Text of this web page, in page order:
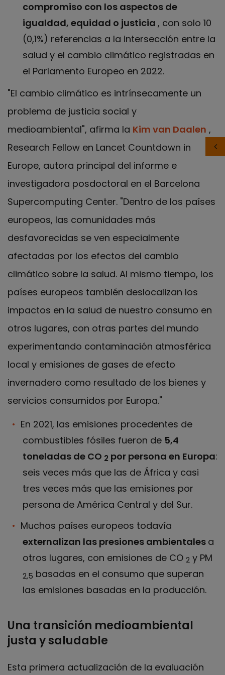
compromiso con los aspectos de
igualdad, equidad o justicia , con solo 10
(0,1%) referencias a la intersección entre la
salud y el cambio climático registradas en
el Parlamento Europeo en 2022.
"El cambio climático es intrínsecamente un
problema de justicia social y
medioambiental", afirma la Kim van Daalen ,
Research Fellow en Lancet Countdown in
Europe, autora principal del informe e
investigadora posdoctoral en el Barcelona
Supercomputing Center. "Dentro de los países
europeos, las comunidades más
desfavorecidas se ven especialmente
afectadas por los efectos del cambio
climático sobre la salud. Al mismo tiempo, los
países europeos también deslocalizan los
impactos en la salud de nuestro consumo en
otros lugares, con otras partes del mundo
experimentando contaminación atmosférica
local y emisiones de gases de efecto
invernadero como resultado de los bienes y
servicios consumidos por Europa."
En 2021, las emisiones procedentes de
combustibles fósiles fueron de 5,4
toneladas de CO 2 por persona en Europa:
seis veces más que las de África y casi
tres veces más que las emisiones por
persona de América Central y del Sur.
Muchos países europeos todavía
externalizan las presiones ambientales a
otros lugares, con emisiones de CO 2 y PM
2,5 basadas en el consumo que superan
las emisiones basadas en la producción.
Una transición medioambiental
justa y saludable
Esta primera actualización de la evaluación